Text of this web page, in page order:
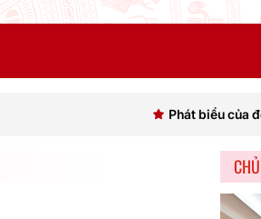
Phát biểu của đồng chí